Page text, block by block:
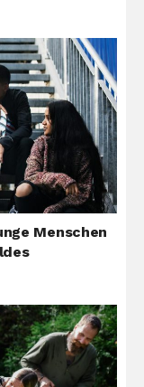
Menschen